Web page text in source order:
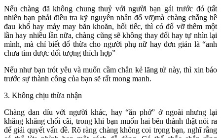
Nếu chàng đã không chung thuỷ với người bạn gái trước đó (tất
nhiên bạn phải điều tra kỹ nguyên nhân đổ vỡ)mà chàng chẳng hề
đau khổ hay mảy may băn khoăn, hối tiếc, thì có đổ vỡ thêm một
lần hay nhiều lần nữa, chàng cũng sẽ không thay đổi hay tự nhìn lại
mình, mà chỉ biết đổ thừa cho người phụ nữ hay đơn giản là “anh
chưa tìm được đối tượng thích hợp”
Nếu như bạn trót yêu và muốn cầm chân kẻ lãng tử này, thì xin báo
trước sự thành công của bạn sẽ rất mong manh.
3. Không chịu thừa nhận
Chàng dan díu với người khác, hay “ăn phở” ở ngoài nhưng lại
khăng khăng chối cãi, trong khi bạn muốn hai bên thành thật nói ra
để giải quyết vấn đề. Rõ ràng chàng không coi trọng bạn, nghĩ rằng